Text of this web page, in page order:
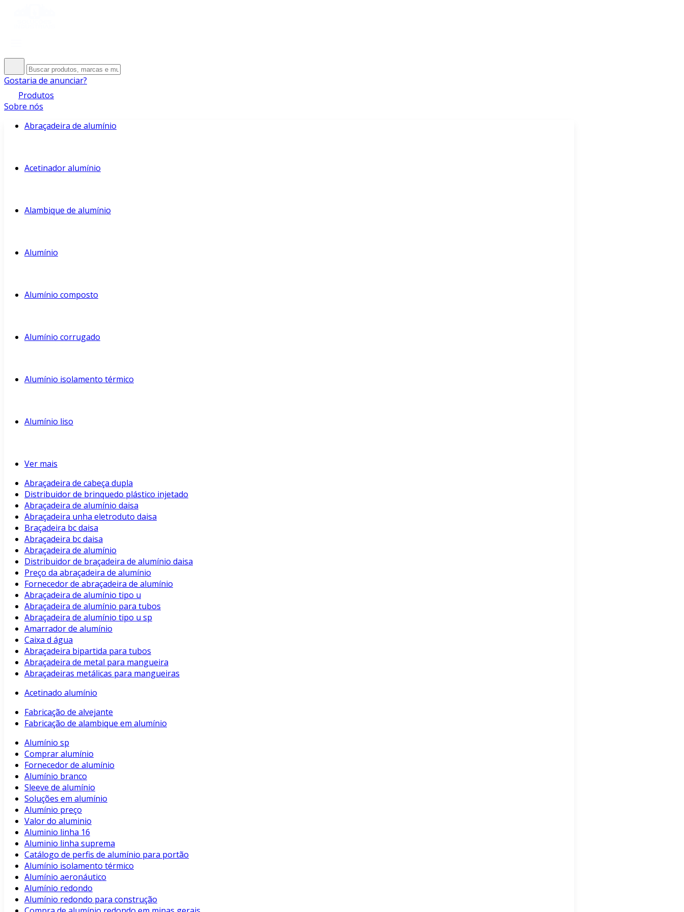
Gostaria de anunciar?
Produtos
Sobre nós
Abraçadeira de alumínio
Acetinador alumínio
Alambique de alumínio
Alumínio
Alumínio composto
Alumínio corrugado
Alumínio isolamento térmico
Alumínio liso
Ver mais
Abraçadeira de cabeça dupla
Distribuidor de brinquedo plástico injetado
Abraçadeira de alumínio daisa
Abraçadeira unha eletroduto daisa
Braçadeira bc daisa
Abraçadeira bc daisa
Abraçadeira de alumínio
Distribuidor de braçadeira de alumínio daisa
Preço da abraçadeira de alumínio
Fornecedor de abraçadeira de alumínio
Abraçadeira de alumínio tipo u
Abraçadeira de alumínio para tubos
Abraçadeira de alumínio tipo u sp
Amarrador de alumínio
Caixa d água
Abraçadeira bipartida para tubos
Abraçadeira de metal para mangueira
Abraçadeiras metálicas para mangueiras
Acetinado alumínio
Fabricação de alvejante
Fabricação de alambique em alumínio
Alumínio sp
Comprar alumínio
Fornecedor de alumínio
Alumínio branco
Sleeve de alumínio
Soluções em alumínio
Alumínio preço
Valor do aluminio
Aluminio linha 16
Aluminio linha suprema
Catálogo de perfis de alumínio para portão
Alumínio isolamento térmico
Alumínio aeronáutico
Alumínio redondo
Alumínio redondo para construção